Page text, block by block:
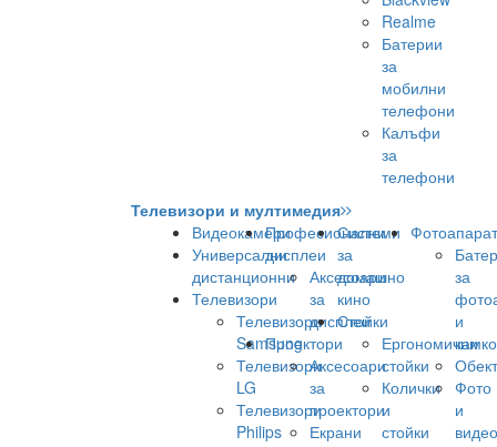
Realme
Батерии
за
мобилни
телефони
Калъфи
за
телефони
Телевизори и мултимедия
Видеокамери
Универсални
дистанционни
Телевизори
Телевизори
Samsung
Телевизори
LG
Телевизори
Philips
Професионални
дисплеи
Аксесоари
за
дисплеи
Проектори
Аксесоари
за
проектори
Екрани
Системи
за
домашно
кино
Стойки
Ергономични
стойки
Колички
и
стойки
за
и
Фото
и
видео